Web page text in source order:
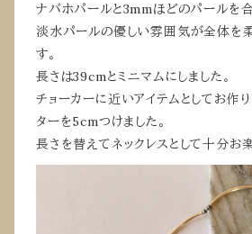
ナバホパールと3mmほどのパールを合
淡水パールの優しい雰囲気が全体を柔
す。
長さは39cmとミニマムにしました。
チョーカーに近いアイテムとしてお作
ターを5cmつけました。
長さを替えてネックレスとして十分お